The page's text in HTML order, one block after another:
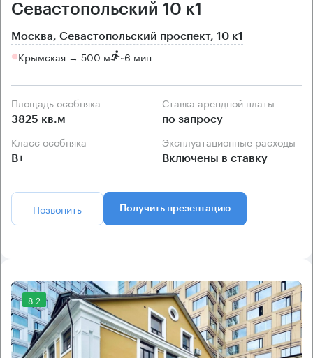
Севастопольский 10 к1
Москва, Севастопольский проспект, 10 к1
Крымская → 500 м ~6 мин
Площадь особняка
3825 кв.м
Ставка арендной платы
по запросу
Класс особняка
B+
Эксплуатационные расходы
Включены в ставку
Позвонить Получить презентацию
8.2